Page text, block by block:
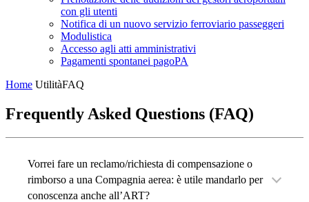
con gli utenti
Notifica di un nuovo servizio ferroviario passeggeri
Modulistica
Accesso agli atti amministrativi
Pagamenti spontanei pagoPA
Home UtilitàFAQ
Frequently Asked Questions (FAQ)
Vorrei fare un reclamo/richiesta di compensazione o
rimborso a una Compagnia aerea: è utile mandarlo per
conoscenza anche all’ART?